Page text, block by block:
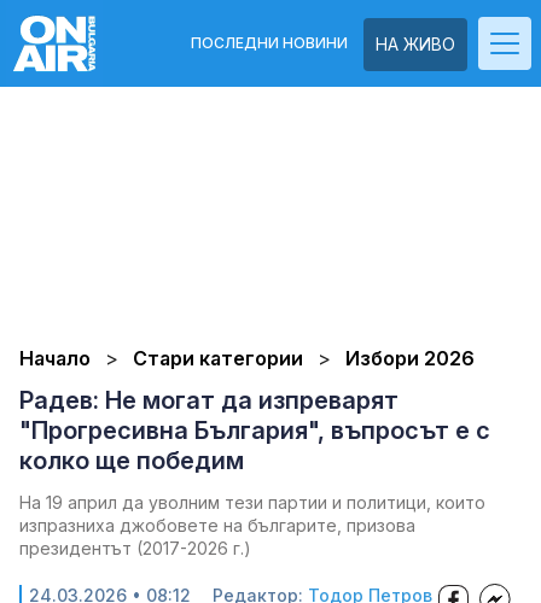
НА ЖИВО
ПОСЛЕДНИ НОВИНИ
Начало Стари категории Избори 2026
Радев: Не могат да изпреварят
"Прогресивна България", въпросът е с
колко ще победим
На 19 април да уволним тези партии и политици, които
изпразниха джобовете на българите, призова
президентът (2017-2026 г.)
24.03.2026 • 08:12 Редактор: Тодор Петров